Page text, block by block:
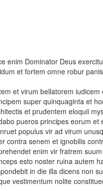
enim Dominator Deus
et fortem omne robur
et virum bellatorem
super quinquaginta et
et prudentem eloquii
pueros principes eorum et
populus vir ad virum
contra senem et ignobilis
enim vir fratrem
esto noster ruina autem
in die illa dicens non
vestimentum nolite